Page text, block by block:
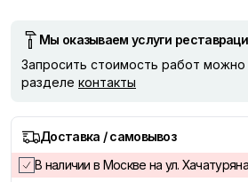
Мы оказываем услуги
Запросить стоимость работ
разделе контакты
Доставка / самовывоз
В наличии в Москве на ул.